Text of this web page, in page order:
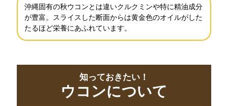
沖縄固有の秋ウコンとは違いクルクミンや特に精油成分
が豊富。スライスした断面からは黄金色のオイルがした
たるほど栄養にあふれています。
知っておきたい！
ウコンについて